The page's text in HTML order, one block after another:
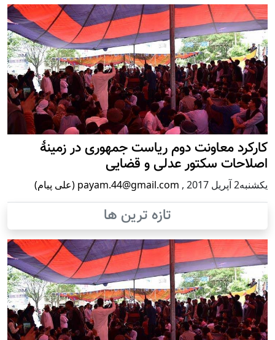
کارکرد معاونت دوم ریاست جمهوری در زمینۀ
اصلاحات سکتور عدلی و قضایی
يكشنبه2 آپریل 2017 , payam.44@gmail.com (علی پیام)
تازه ترین ها